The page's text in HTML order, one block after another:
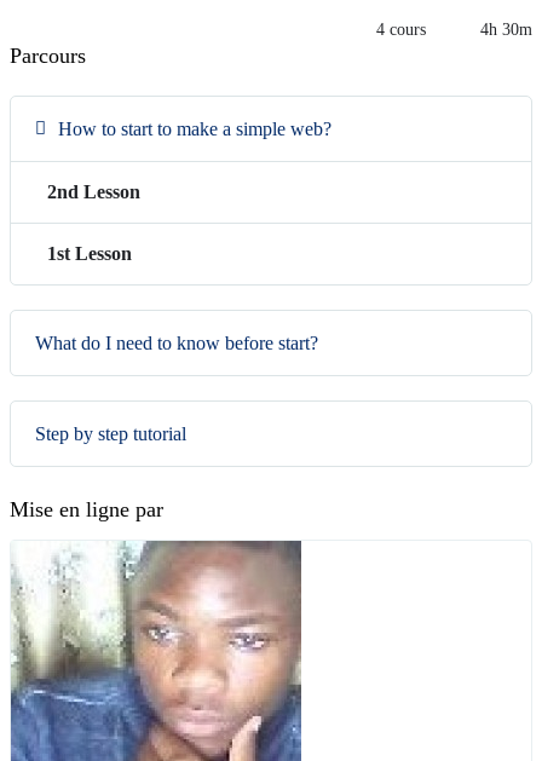
Parcours
4 cours 4h 30m
How to start to make a simple web?
2nd Lesson
1st Lesson
What do I need to know before start?
Step by step tutorial
Mise en ligne par